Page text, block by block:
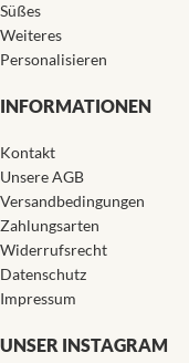
Süßes
Weiteres
Personalisieren
INFORMATIONEN
Kontakt
Unsere AGB
Versandbedingungen
Zahlungsarten
Widerrufsrecht
Datenschutz
Impressum
UNSER INSTAGRAM